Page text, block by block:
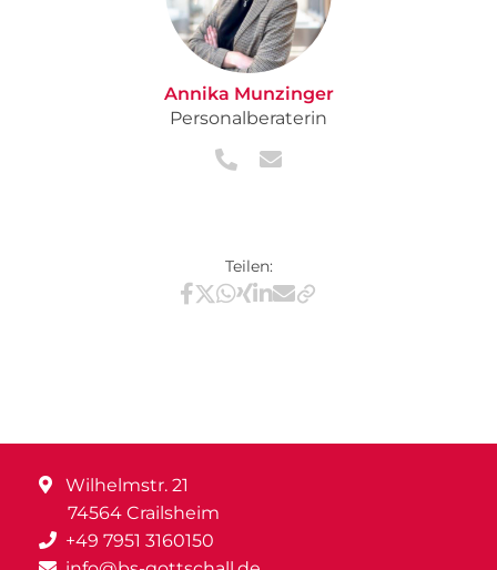
Annika Munzinger
Personalberaterin
Teilen:
Teilen via Facebook
Teilen via X / Twitter
Teilen via WhatsApp
Teilen via Xing
Teilen via LinkedIn
Teilen via E-Mail
Wilhelmstr. 21
74564 Crailsheim
+49 7951 3160150